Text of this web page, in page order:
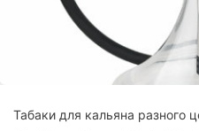
Табаки для кальяна разного